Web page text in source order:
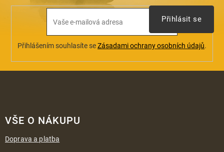
Přihlášením souhlasíte seZásadami ochrany osobních údajů.
Přihlásit se
VŠE O NÁKUPU
Doprava a platba